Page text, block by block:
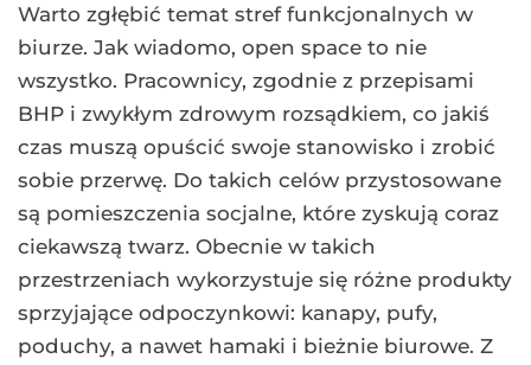
Warto zgłębić temat stref funkcjonalnych w
biurze. Jak wiadomo, open space to nie
wszystko. Pracownicy, zgodnie z przepisami
BHP i zwykłym zdrowym rozsądkiem, co jakiś
czas muszą opuścić swoje stanowisko i zrobić
sobie przerwę. Do takich celów przystosowane
są pomieszczenia socjalne, które zyskują coraz
ciekawszą twarz. Obecnie w takich
przestrzeniach wykorzystuje się różne produkty
sprzyjające odpoczynkowi: kanapy, pufy,
poduchy, a nawet hamaki i bieżnie biurowe. Z